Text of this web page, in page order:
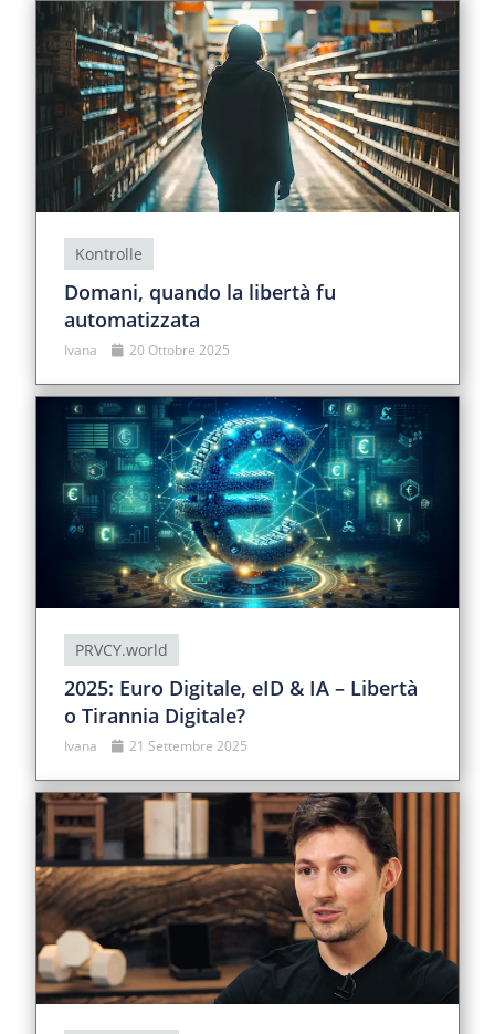
Kontrolle
Domani, quando la libertà fu
automatizzata
Ivana 20 Ottobre 2025
PRVCY.world
2025: Euro Digitale, eID & IA – Libertà
o Tirannia Digitale?
Ivana 21 Settembre 2025